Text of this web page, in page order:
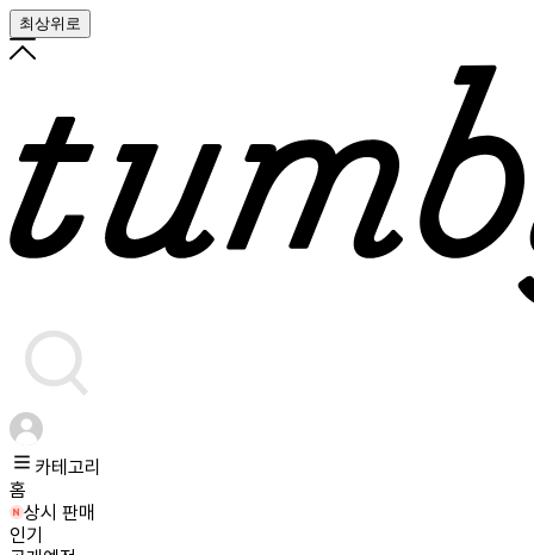
최상위로
카테고리
홈
상시 판매
인기